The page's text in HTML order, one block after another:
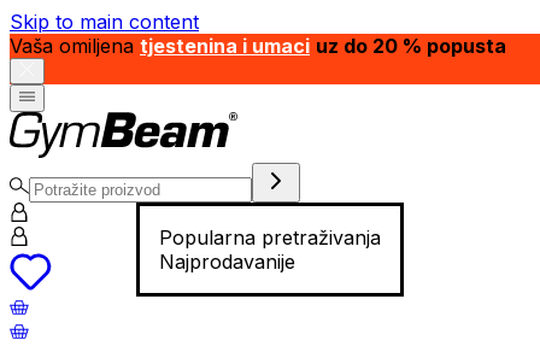
Skip to main content
Vaša omiljena tjestenina i umaci uz do 20 % popusta
Popularna pretraživanja
Najprodavanije